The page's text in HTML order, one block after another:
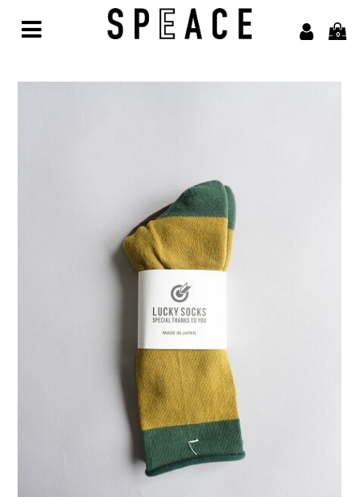
0
awasa【アワサ】
BARAILLE＆GARMENTS【バライルアンドガーメンツ】
凹凸bocodeco【ボコデコ 】
COMESANDGOES【カムズアンドゴーズ】
COTTON PAN【コットンパン】
crepuscule【クレプスキュール】
Denis&Anna【ドニ&アンナ】